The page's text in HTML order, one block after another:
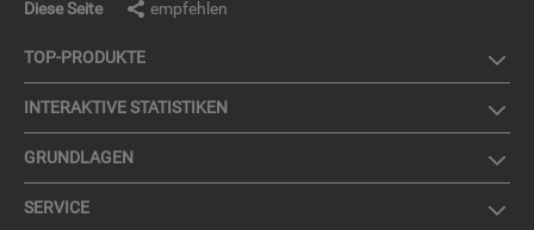
Diese Seite empfehlen
TOP-PRO­DUK­TE
IN­TER­AK­TI­VE STA­TIS­TI­KEN
GRUND­LA­GEN
SER­VICE